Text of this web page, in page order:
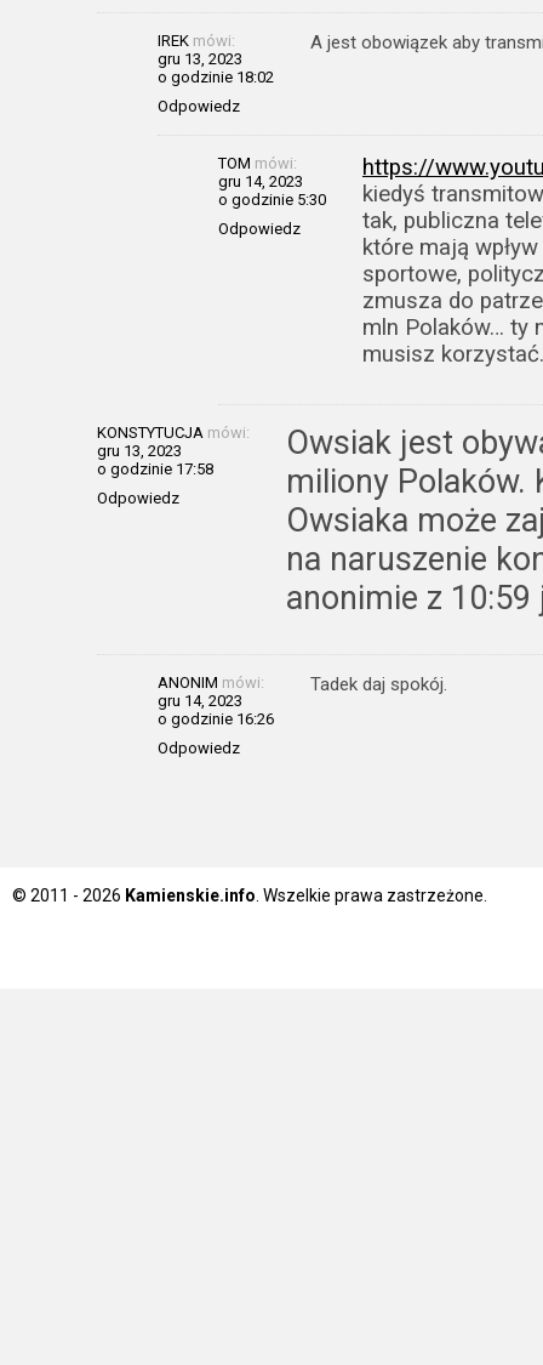
IREK mówi:
gru 13, 2023
o godzinie 18:02
Odpowiedz
A jest obowiązek aby
TOM mówi:
gru 14, 2023
o godzinie 5:30
Odpowiedz
https://
kiedyś
tak, publiczna
które mają
sportowe,
zmusza do
mln Polaków… ty
musisz
KONSTYTUCJA mówi:
gru 13, 2023
o godzinie 17:58
Odpowiedz
Owsiak jest
miliony Polaków.
Owsiaka może
na naruszenie
anonimie z
ANONIM mówi:
gru 14, 2023
o godzinie 16:26
Odpowiedz
Tadek daj spokój.
© 2011 - 2026 Kamienskie.info . Wszelkie prawa zastrzeżone.